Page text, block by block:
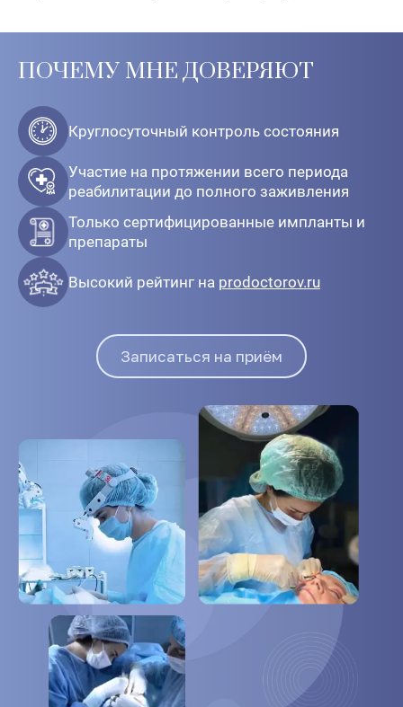
ПОЧЕМУ МНЕ ДОВЕРЯЮТ
Круглосуточный контроль состояния
Участие на протяжении всего периода
реабилитации до полного заживления
Только сертифицированные импланты и
препараты
Высокий рейтинг на prodoctorov.ru
Записаться на приём